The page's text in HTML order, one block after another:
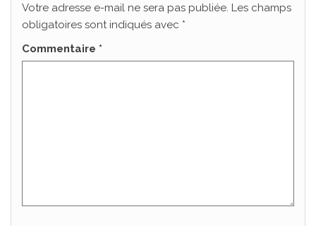
Votre adresse e-mail ne sera pas publiée. Les champs
obligatoires sont indiqués avec *
Commentaire *